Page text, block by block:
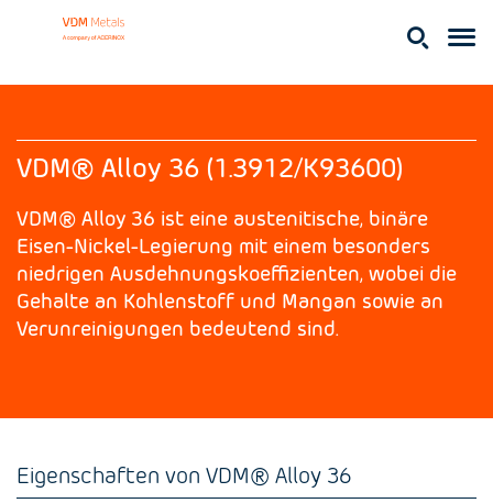
VDM® Alloy 36 (1.3912/K93600)
VDM® Alloy 36 ist eine austenitische, binäre
Eisen-Nickel-Legierung mit einem besonders
niedrigen Ausdehnungskoeffizienten, wobei die
Gehalte an Kohlenstoff und Mangan sowie an
Verunreinigungen bedeutend sind.
Eigenschaften von VDM® Alloy 36